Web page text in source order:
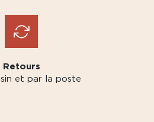
Retours
et par la poste